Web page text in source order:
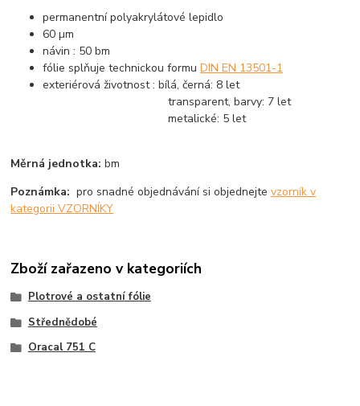
permanentní polyakrylátové lepidlo
60 µm
návin : 50 bm
fólie splňuje technickou formuDIN EN 13501-1
exteriérová životnost : bílá, černá: 8 let
transparent, barvy: 7 let
metalické: 5 let
Měrná jednotka: bm
Poznámka: pro snadné objednávání si objednejtevzorník v
kategorii VZORNÍKY
Zboží zařazeno v kategoriích
Plotrové a ostatní fólie
Střednědobé
Oracal 751 C